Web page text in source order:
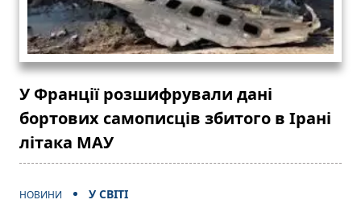
У Франції розшифрували дані
бортових самописців збитого в Ірані
літака МАУ
НОВИНИ У СВІТІ